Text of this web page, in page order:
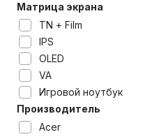
Матрица экрана
TN + Film
IPS
OLED
VA
Игровой ноутбук
Производитель
Acer